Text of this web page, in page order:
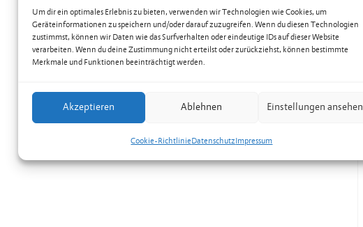
Um dir ein optimales Erlebnis zu bieten, verwenden wir Technologien wie Cookies, um
Geräteinformationen zu speichern und/oder darauf zuzugreifen. Wenn du diesen Technologien
zustimmst, können wir Daten wie das Surfverhalten oder eindeutige IDs auf dieser Website
verarbeiten. Wenn du deine Zustimmung nicht erteilst oder zurückziehst, können bestimmte
Merkmale und Funktionen beeinträchtigt werden.
Akzeptieren Ablehnen Einstellungen ansehen
Cookie-RichtlinieDatenschutzImpressum